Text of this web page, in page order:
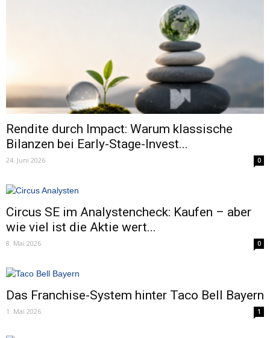
Rendite durch Impact: Warum klassische
Bilanzen bei Early-Stage-Invest...
24. Juni 2026 0
Circus SE im Analystencheck: Kaufen – aber
wie viel ist die Aktie wert...
8. Mai 2026 0
Das Franchise-System hinter Taco Bell Bayern
1. Mai 2026 1